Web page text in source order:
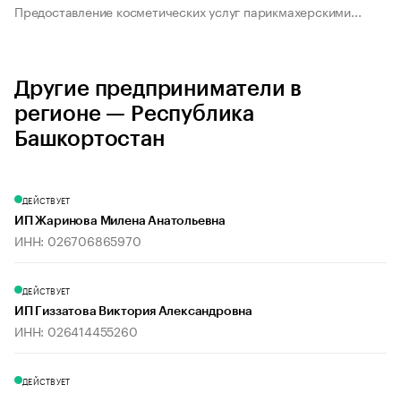
Предоставление косметических услуг парикмахерскими...
Другие предприниматели в
регионе — Республика
Башкортостан
ДЕЙСТВУЕТ
ИП Жаринова Милена Анатольевна
ИНН: 026706865970
ДЕЙСТВУЕТ
ИП Гиззатова Виктория Александровна
ИНН: 026414455260
ДЕЙСТВУЕТ